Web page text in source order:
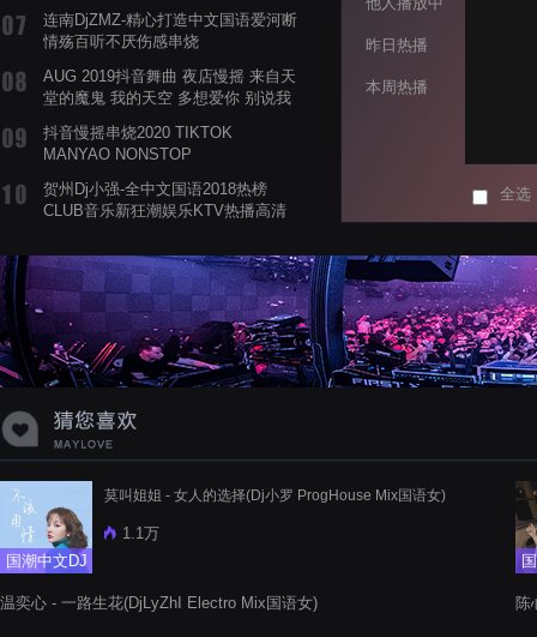
连南DjZMZ-精心打造中文国语爱河断
情殇百听不厌伤感串烧
AUG 2019抖音舞曲 夜店慢摇 来自天
堂的魔鬼 我的天空 多想爱你 别说我
抖音慢摇串烧2020 TIKTOK
MANYAO NONSTOP
蝉爸爸妈妈爱存在夏天的风是想你的
声音啊
贺州Dj小强-全中文国语2018热榜
CLUB音乐新狂潮娱乐KTV热播高清
昨日热播
本周热播
全选
国潮中文DJ
莫叫姐姐 - 女人的选择(Dj小罗 ProgHouse Mix国语女)
1.1万
温奕心 - 一路生花(DjLyZhI Electro Mix国语女) 陈